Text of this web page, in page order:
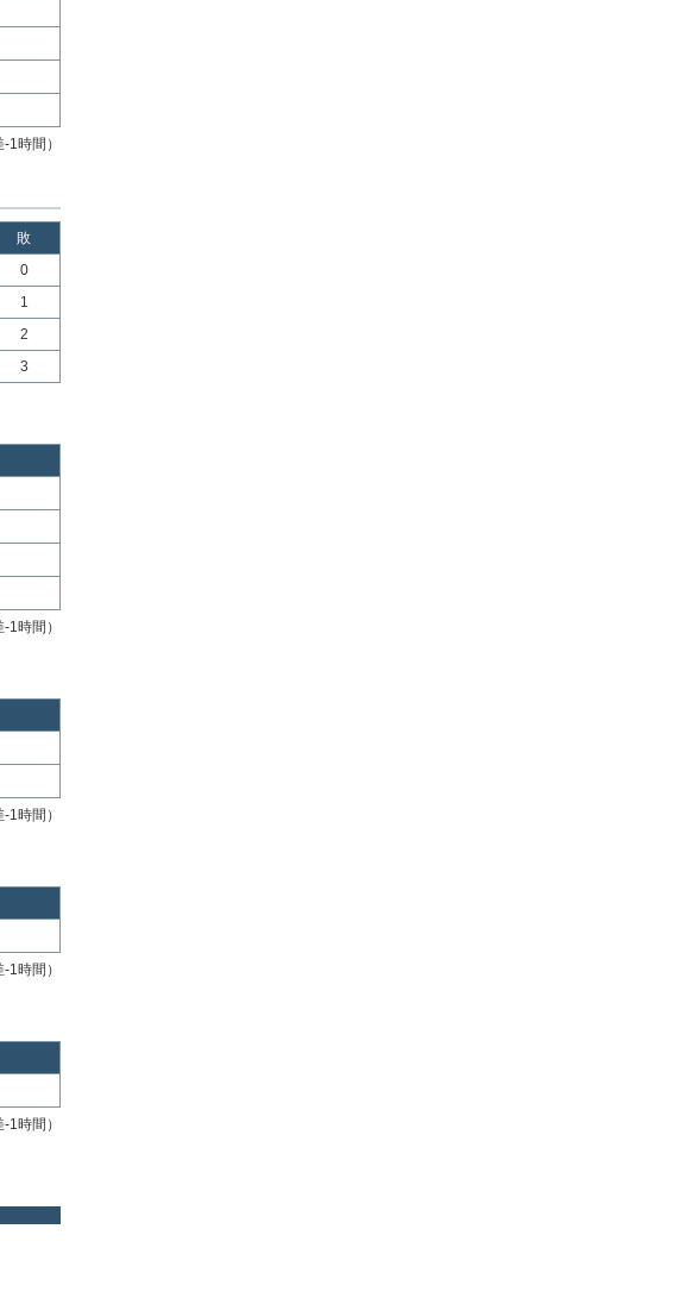
時間）
敗
0
1
2
3
時間）
時間）
時間）
時間）